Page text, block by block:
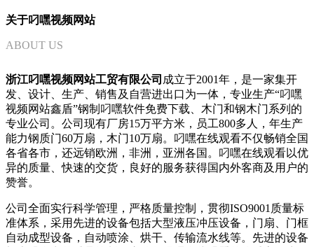
关于叼嘿视频网站
ABOUT US
浙江叼嘿视频网站工贸有限公司 成立于2001年，是一家集开
发、设计、生产、销售及自营进出口为一体，专业生产“叼嘿
视频网站鑫盾”钢制叼嘿软件免费下载、木门和钢木门系列的
专业公司。公司现有厂房15万平方米，员工800多人，年生产
能力钢质门60万扇，木门10万扇。叼嘿在线观看不仅畅销全国
各省各市，还远销欧洲，非洲，亚洲各国。叼嘿在线观看以优
异的质量、快速的交货，良好的服务获得国内外客商及用户的
赞誉。
公司全面实行科学管理，严格质量控制，贯彻ISO9001质量标
准体系，采用先进的设备包括大型液压冲压设备，门扇、门框
自动成型设备，自动喷涂、烘干、传输流水线等。先进的设备